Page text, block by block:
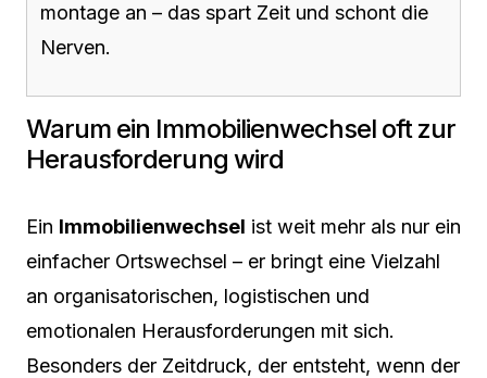
montage an – das spart Zeit und schont die
Nerven.
Warum ein Immobilienwechsel oft zur
Herausforderung wird
Ein Immobilienwechsel ist weit mehr als nur ein
einfacher Ortswechsel – er bringt eine Vielzahl
an organisatorischen, logistischen und
emotionalen Herausforderungen mit sich.
Besonders der Zeitdruck, der entsteht, wenn der